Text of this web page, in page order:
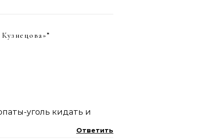
”
уголь кидать и
Ответить